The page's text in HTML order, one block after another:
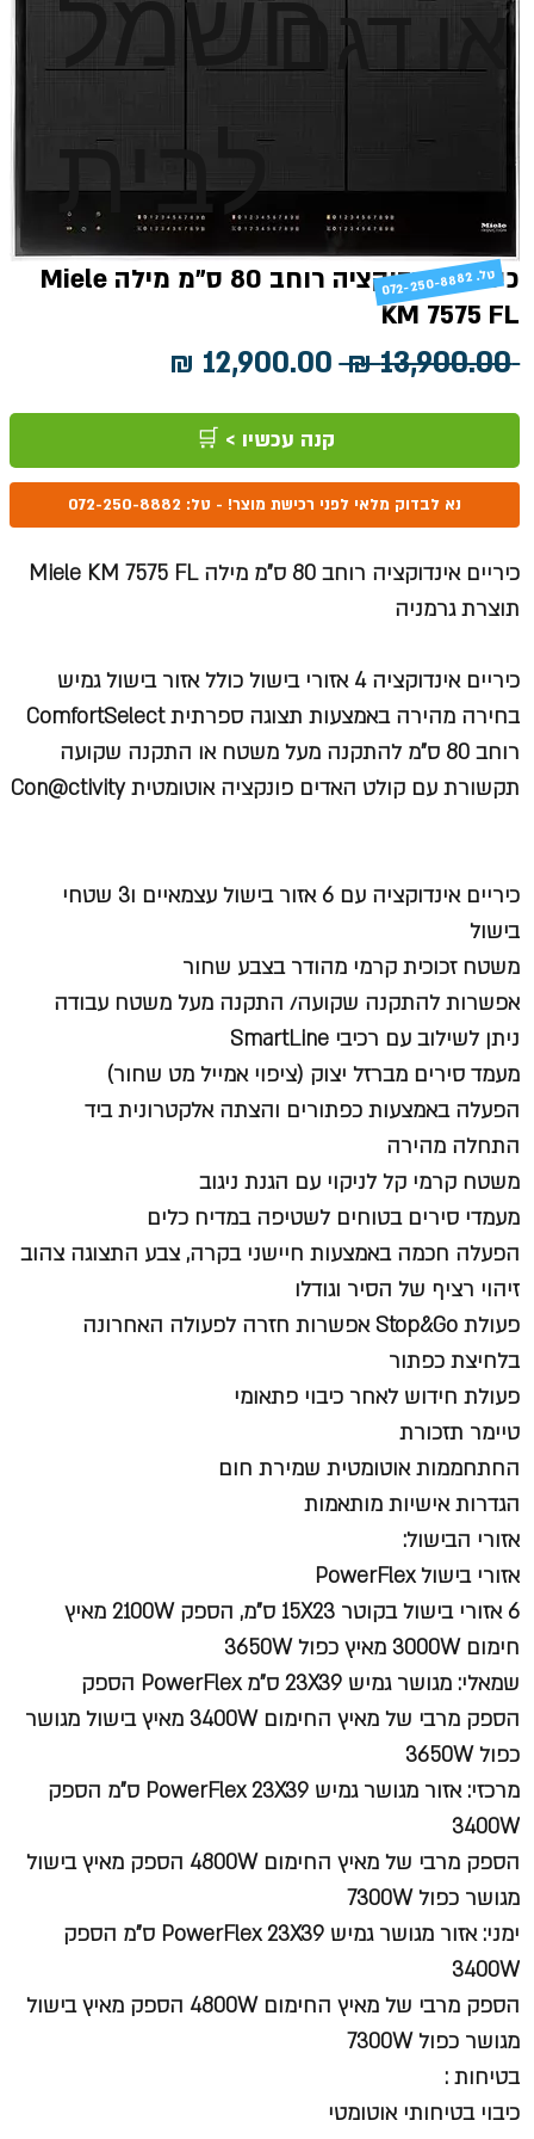
או דגם
לבית
כיריים אינדוקציה רוחב 80 ס"מ מילה Miele
KM 7575 FL
‏13,900.00 ‏₪
מחיר
רגיל
מבצע
קנה עכשיו > 🛒
נא לבדוק מלאי לפני רכישת מוצר! - טל: 072-250-8882
כיריים אינדוקציה רוחב 80 ס"מ מילה Miele KM 7575 FL
תוצרת גרמניה
כיריים אינדוקציה 4 אזורי בישול כולל אזור בישול גמיש
בחירה מהירה באמצעות תצוגה ספרתית ComfortSelect
רוחב 80 ס"מ להתקנה מעל משטח או התקנה שקועה
תקשורת עם קולט האדים פונקציה אוטומטית Con@ctivity
כיריים אינדוקציה עם 6 אזור בישול עצמאיים ו3 שטחי
בישול
משטח זכוכית קרמי מהודר בצבע שחור
אפשרות להתקנה שקועה/ התקנה מעל משטח עבודה
ניתן לשילוב עם רכיבי SmartLine
מעמד סירים מברזל יצוק (ציפוי אמייל מט שחור)
הפעלה באמצעות כפתורים והצתה אלקטרונית ביד
התחלה מהירה
משטח קרמי קל לניקוי עם הגנת ניגוב
מעמדי סירים בטוחים לשטיפה במדיח כלים
הפעלה חכמה באמצעות חיישני בקרה, צבע התצוגה צהוב
זיהוי רציף של הסיר וגודלו
פעולת Stop&Go אפשרות חזרה לפעולה האחרונה
בלחיצת כפתור
פעולת חידוש לאחר כיבוי פתאומי
טיימר תזכורת
החתחממות אוטומטית שמירת חום
הגדרות אישיות מותאמות
אזורי הבישול:
אזורי בישול PowerFlex
6 אזורי בישול בקוטר 15X23 ס"מ, הספק 2100W מאיץ
חימום 3000W מאיץ כפול 3650W
שמאלי: מגושר גמיש 23X39 ס"מ PowerFlex הספק
הספק מרבי של מאיץ החימום 3400W מאיץ בישול מגושר
כפול 3650W
מרכזי:
אזור מגושר גמיש PowerFlex 23X39 ס"מ הספק
3400W
הספק מרבי של מאיץ החימום 4800W הספק מאיץ בישול
מגושר כפול 7300W
ימני:
אזור מגושר גמיש PowerFlex 23X39 ס"מ הספק
3400W
הספק מרבי של מאיץ החימום 4800W הספק מאיץ בישול
מגושר כפול 7300W
בטיחות :
כיבוי בטיחותי אוטומטי
072-250-8882 .טל